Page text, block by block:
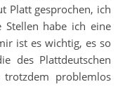
Platt gesprochen, ich
habe ich eine
ist es wichtig, es so
des Plattdeutschen
problemlos